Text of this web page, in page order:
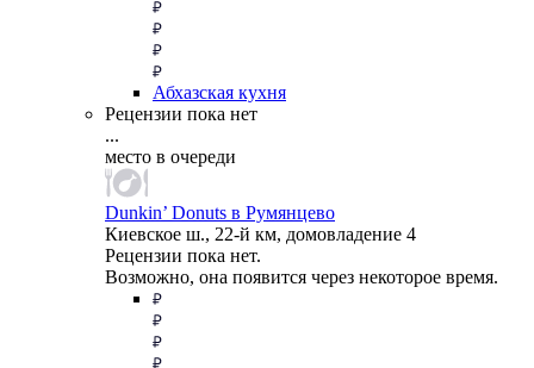
Абхазская кухня
Рецензии пока нет
...
место в очереди
Dunkin’ Donuts в Румянцево
Киевское ш., 22-й км, домовладение 4
Рецензии пока нет.
Возможно, она появится через некоторое время.